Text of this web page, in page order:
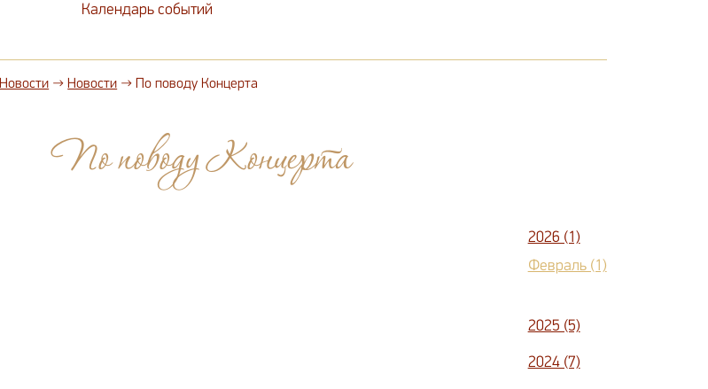
Календарь событий
Новости → Новости → По поводу Концерта
По поводу Концерта
2026 (1)
Февраль (1)
2025 (5)
2024 (7)